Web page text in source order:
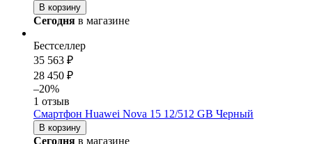
В корзину
Сегодня в магазине
Бестселлер
35 563 ₽
28 450 ₽
–20%
1 отзыв
Смартфон Huawei Nova 15 12/512 GB Черный
В корзину
Сегодня в магазине